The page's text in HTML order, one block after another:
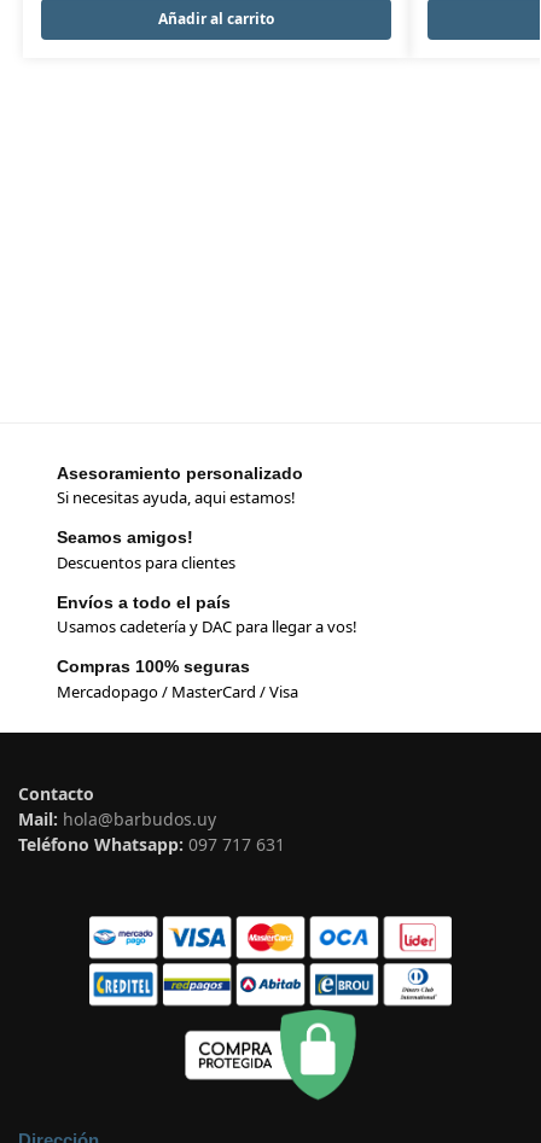
Añadir al carrito
Asesoramiento personalizado
Si necesitas ayuda, aqui estamos!
Seamos amigos!
Descuentos para clientes
Envíos a todo el país
Usamos cadetería y DAC para llegar a vos!
Compras 100% seguras
Mercadopago / MasterCard / Visa
Contacto
Mail: hola@barbudos.uy
Teléfono Whatsapp: 097 717 631